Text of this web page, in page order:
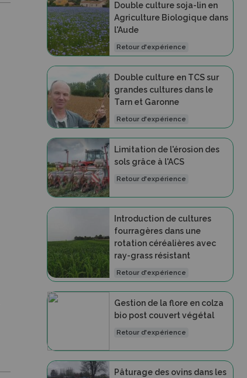
Double culture soja-lin en
Agriculture Biologique dans
l'Aude
Retour d'expérience
Double culture en TCS sur
grandes cultures dans le
Tarn et Garonne
Retour d'expérience
Limitation de l'érosion des
sols grâce à l'ACS
Retour d'expérience
Introduction de cultures
fourragères dans une
rotation céréalières avec
ray-grass résistant
Retour d'expérience
Gestion de la flore en colza
bio post couvert végétal
Retour d'expérience
Pâturage des ovins dans les